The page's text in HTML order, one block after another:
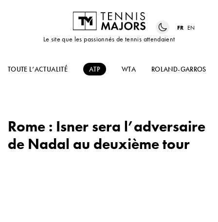
Le site que les passionnés de tennis attendaient
FR EN
TOUTE L’ACTUALITÉ ATP WTA ROLAND-GARROS
Rome : Isner sera l’adversaire
de Nadal au deuxième tour